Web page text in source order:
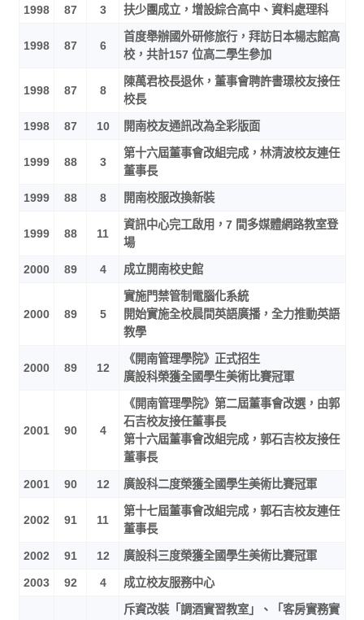
1998 87 3 扶少團成立，增設綜合高中、資料處理科
1998 87 6
首度舉辦國外研修旅行，拜訪日本楊志館高
校，共計157 位高二學生參加
1998 87 8
陳萬君校長退休，董事會聘許書璟校友接任
校長
1998 87 10 開南校友通訊改為全彩版面
1999 88 3
第十六屆董事會改組完成，林清波校友連任
董事長
1999 88 8 開南校服改換新裝
1999 88 11
資訊中心完工啟用，7 間多媒體網路教室登
場
2000 89 4 成立開南校史館
2000 89 5
實施門禁管制電腦化系統
開始實施全校晨間英語廣播，全力推動英語
教學
2000 89 12
《開南管理學院》正式招生
廣設科榮獲全國學生美術比賽冠軍
2001 90 4
《開南管理學院》第二屆董事會改選，由郭
石吉校友接任董事長
第十六屆董事會改組完成，郭石吉校友接任
董事長
2001 90 12 廣設科二度榮獲全國學生美術比賽冠軍
2002 91 11
第十七屆董事會改組完成，郭石吉校友連任
董事長
2002 91 12 廣設科三度榮獲全國學生美術比賽冠軍
2003 92 4 成立校友服務中心
斥資改裝「調酒實習教室」、「客房實務實